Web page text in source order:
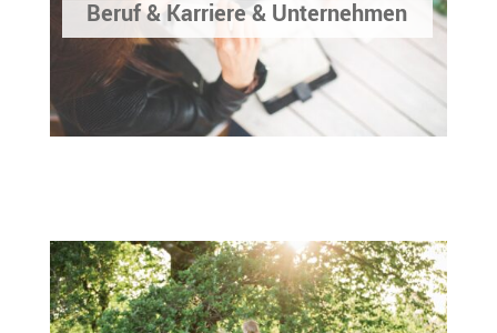
Beruf & Karriere & Unternehmen